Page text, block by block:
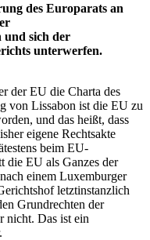
des Europarats an
und sich der
unterwerfen.
der EU die Charta des
von Lissabon ist die EU zu
und das heißt, dass
eigene Rechtsakte
beim EU-
die EU als Ganzes der
einem Luxemburger
letztinstanzlich
Grundrechten der
nicht. Das ist ein